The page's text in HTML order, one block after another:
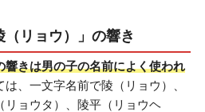
リョウ）」の響き
響きは男の子の名前によく使われ
、一文字名前で陵（リョウ）、
リョウタ）、陵平（リョウヘ